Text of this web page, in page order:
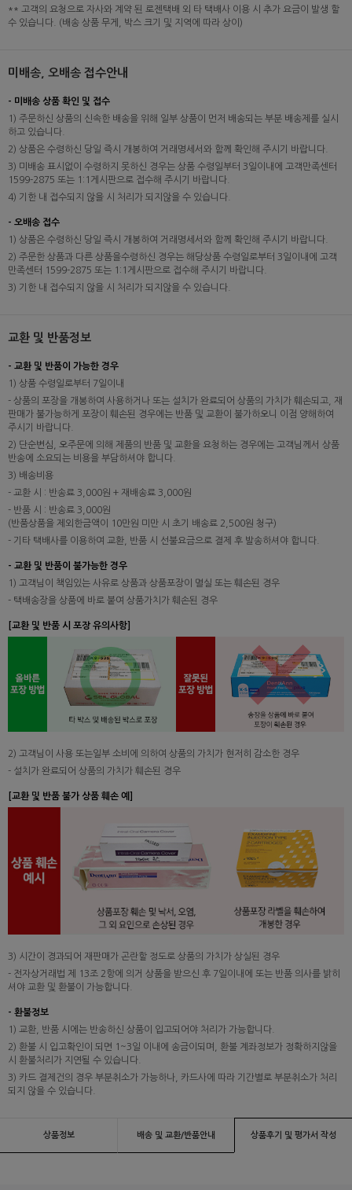
** 고객의 요청으로 자사와 계약 된 로젠택배 외 타 택배사 이용 시 추가 요금이 발생 할
수 있습니다. (배송 상품 무게, 박스 크기 및 지역에 따라 상이)
미배송, 오배송 접수안내
- 미배송 상품 확인 및 접수
1) 주문하신 상품의 신속한 배송을 위해 일부 상품이 먼저 배송되는 부분 배송제를 실시
하고 있습니다.
2) 상품은 수령하신 당일 즉시 개봉하여 거래명세서와 함께 확인해 주시기 바랍니다.
3) 미배송 표시없이 수령하지 못하신 경우는 상품 수령일부터 3일이내에 고객만족센터
1599-2875 또는 1:1게시판으로 접수해 주시기 바랍니다.
4) 기한 내 접수되지 않을 시 처리가 되지않을 수 있습니다.
- 오배송 접수
1) 상품은 수령하신 당일 즉시 개봉하여 거래명세서와 함께 확인해 주시기 바랍니다.
2) 주문한 상품과 다른 상품을수령하신 경우는 해당상품 수령일로부터 3일이내에 고객
만족센터 1599-2875 또는 1:1게시판으로 접수해 주시기 바랍니다.
3) 기한 내 접수되지 않을 시 처리가 되지않을 수 있습니다.
교환 및 반품정보
- 교환 및 반품이 가능한 경우
1) 상품 수령일로부터 7일이내
- 상품의 포장을 개봉하여 사용하거나 또는 설치가 완료되어 상품의 가치가 훼손되고, 재
판매가 불가능하게 포장이 훼손된 경우에는 반품 및 교환이 불가하오니 이점 양해하여
주시기 바랍니다.
2) 단순변심, 오주문에 의해 제품의 반품 및 교환을 요청하는 경우에는 고객님께서 상품
반송에 소요되는 비용을 부담하셔야 합니다.
3) 배송비용
- 교환 시 : 반송료 3,000원 + 재배송료 3,000원
- 반품 시 : 반송료 3,000원
(반품상품을 제외한금액이 10만원 미만 시 초기 배송료 2,500원 청구)
- 기타 택배사를 이용하여 교환, 반품 시 선불요금으로 결제 후 발송하셔야 합니다.
- 교환 및 반품이 불가능한 경우
1) 고객님이 책임있는 사유로 상품과 상품포장이 멸실 또는 훼손된 경우
- 택배송장을 상품에 바로 붙여 상품가치가 훼손된 경우
[교환 및 반품 시 포장 유의사항]
2) 고객님이 사용 또는일부 소비에 의하여 상품의 가치가 현저히 감소한 경우
- 설치가 완료되어 상품의 가치가 훼손된 경우
[교환 및 반품 불가 상품 훼손 예]
3) 시간이 경과되어 재판매가 곤란할 정도로 상품의 가치가 상실된 경우
- 전자상거래법 제 13조 2항에 의거 상품을 받으신 후 7일이내에 또는 반품 의사를 밝히
셔야 교환 및 환불이 가능합니다.
- 환불정보
1) 교환, 반품 시에는 반송하신 상품이 입고되어야 처리가 가능합니다.
2) 환불 시 입고확인이 되면 1~3일 이내에 송금이되며, 환불 계좌정보가 정확하지않을
시 환불처리가 지연될 수 있습니다.
3) 카드 결제건의 경우 부분취소가 가능하나, 카드사에 따라 기간별로 부분취소가 처리
되지 않을 수 있습니다.
상품정보 배송 및 교환/반품안내 상품후기 및 평가서 작성